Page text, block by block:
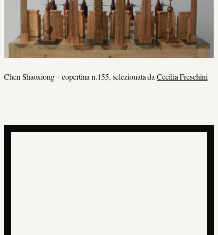
Chen Shaoxiong – copertina n.155, selezionata daCecilia Freschini